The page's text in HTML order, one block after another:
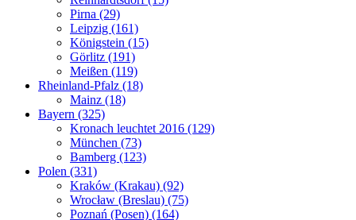
Pirna (29)
Leipzig (161)
Königstein (15)
Görlitz (191)
Meißen (119)
Rheinland-Pfalz (18)
Mainz (18)
Bayern (325)
Kronach leuchtet 2016 (129)
München (73)
Bamberg (123)
Polen (331)
Kraków (Krakau) (92)
Wrocław (Breslau) (75)
Poznań (Posen) (164)